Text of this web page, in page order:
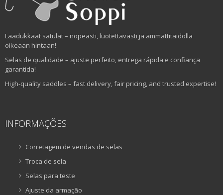
Laadukkaat satulat – nopeasti, luotettavasti ja ammattitaidolla
oikeaan hintaan!
Selas de qualidade – ajuste perfeito, entrega rápida e confiança
garantida!
High-quality saddles – fast delivery, fair pricing, and trusted expertise!
INFORMAÇÕES
Corretagem de vendas de selas
Troca de sela
Selas para teste
Ajuste da armação